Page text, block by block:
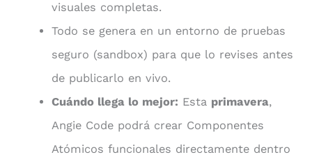
visuales completas.
Todo se genera en un entorno de pruebas
seguro (sandbox) para que lo revises antes
de publicarlo en vivo.
Cuándo llega lo mejor: Esta primavera,
Angie Code podrá crear Componentes
Atómicos funcionales directamente dentro